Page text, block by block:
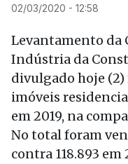
02/03/2020 - 12:58
Levantamento da
Indústria da
divulgado hoje (2)
imóveis
em 2019, na
No total foram
contra 118.893 em